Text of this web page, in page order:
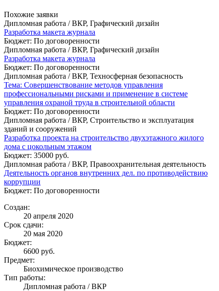
Похожие заявки
Дипломная работа / ВКР, Графический дизайн
Разработка макета журнала
Бюджет: По договоренности
Дипломная работа / ВКР, Графический дизайн
Разработка макета журнала
Бюджет: По договоренности
Дипломная работа / ВКР, Техносферная безопасность
Тема: Совершенствование методов управления
профессиональными рисками и применение в системе
управления охраной труда в строительной области
Бюджет: По договоренности
Дипломная работа / ВКР, Строительство и эксплуатация
зданий и сооружений
Разработка проекта на строительство двухэтажного жилого
дома с цокольным этажом
Бюджет: 35000 руб.
Дипломная работа / ВКР, Правоохранительная деятельность
Деятельность органов внутренних дел. по противодействию
коррупции
Бюджет: По договоренности
Создан:
20 апреля 2020
Срок сдачи:
20 мая 2020
Бюджет:
6600 руб.
Предмет:
Биохимическое производство
Тип работы:
Дипломная работа / ВКР